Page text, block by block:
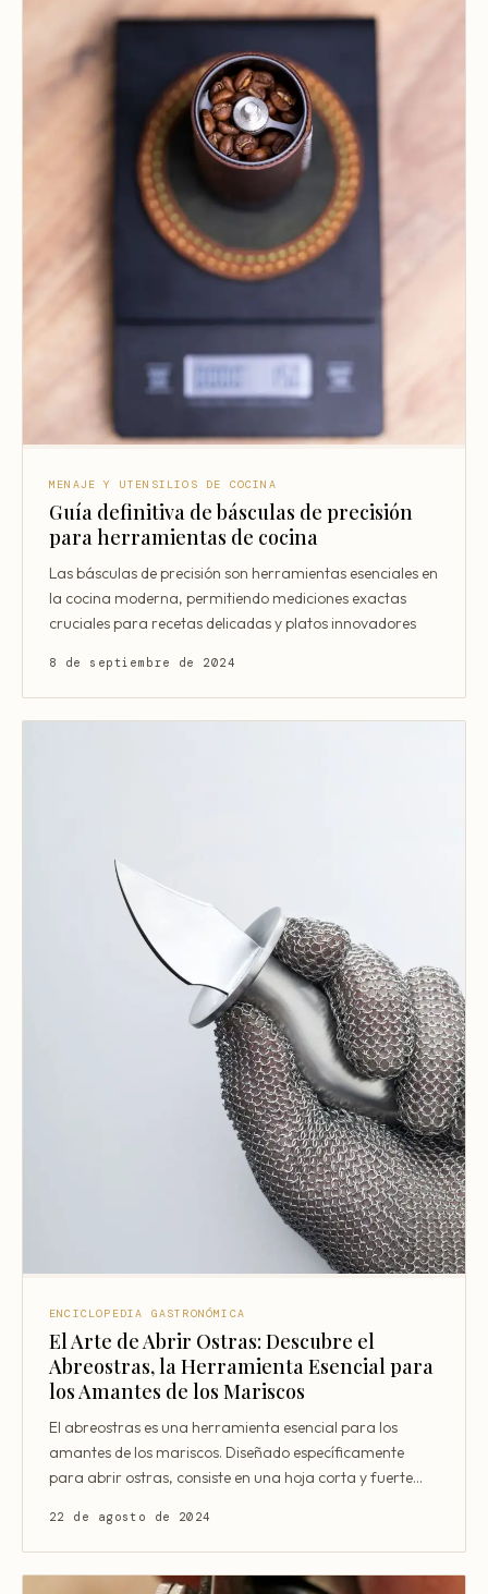
MENAJE Y UTENSILIOS DE COCINA
Guía definitiva de básculas de precisión
para herramientas de cocina
Las básculas de precisión son herramientas esenciales en
la cocina moderna, permitiendo mediciones exactas
cruciales para recetas delicadas y platos innovadores
8 de septiembre de 2024
ENCICLOPEDIA GASTRONÓMICA
El Arte de Abrir Ostras: Descubre el
Abreostras, la Herramienta Esencial para
los Amantes de los Mariscos
El abreostras es una herramienta esencial para los
amantes de los mariscos. Diseñado específicamente
para abrir ostras, consiste en una hoja corta y fuerte
22 de agosto de 2024